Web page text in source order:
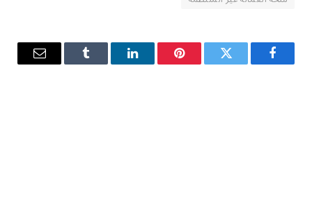
فيسبوك تويتر بينتيريستلينكدإن Tumblr
البريد